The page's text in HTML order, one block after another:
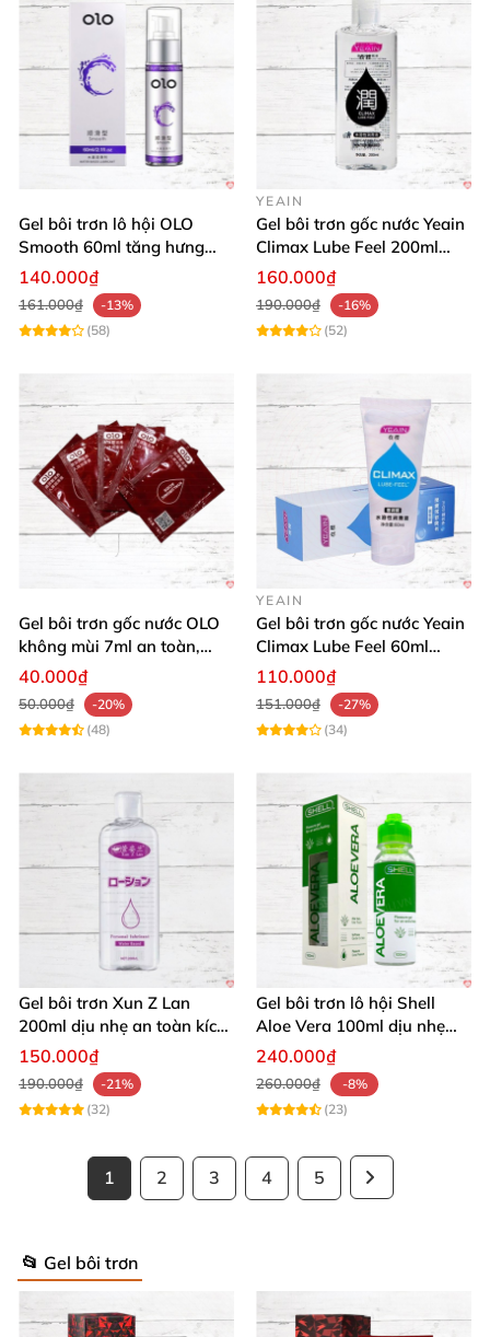
Gel bôi trơn lô hội OLO
Smooth 60ml tăng hưng
phấn, dễ chịu
140.000₫
161.000₫
-13%
(58)
YEAIN
Gel bôi trơn gốc nước Yeain
Climax Lube Feel 200ml
chất lượng
160.000₫
190.000₫
-16%
(52)
Gel bôi trơn gốc nước OLO
không mùi 7ml an toàn,
chất lượng
40.000₫
50.000₫
-20%
(48)
YEAIN
Gel bôi trơn gốc nước Yeain
Climax Lube Feel 60ml
Thăng hoa tối ưu
110.000₫
151.000₫
-27%
(34)
Gel bôi trơn Xun Z Lan
200ml dịu nhẹ an toàn kích
thích sảng khoái
150.000₫
190.000₫
-21%
(32)
Gel bôi trơn lô hội Shell
Aloe Vera 100ml dịu nhẹ
tăng khoái cảm
240.000₫
260.000₫
-8%
(23)
1 2 3 4 5
📂 Gel bôi trơn